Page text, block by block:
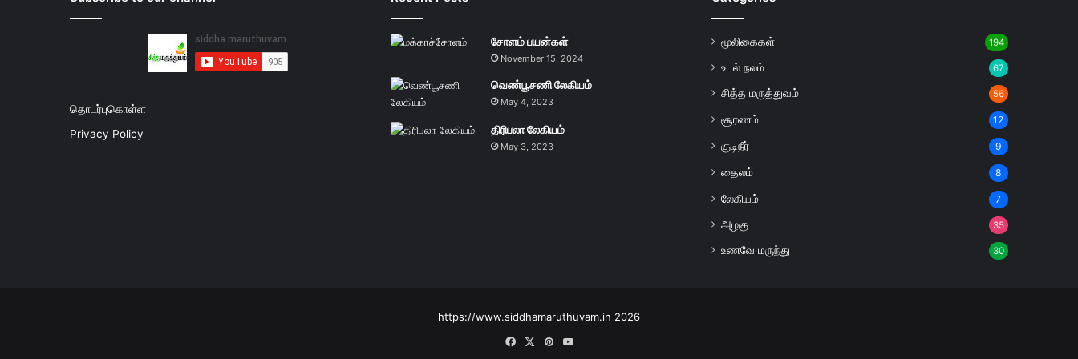
தொடர்புகொள்ள
Privacy Policy
சோளம் பயன்கள்
November 15, 2024
வெண்பூசணி லேகியம்
May 4, 2023
திரிபலா லேகியம்
May 3, 2023
மூலிகைகள் 194
உடல் நலம் 67
சித்த மருத்துவம் 56
சூரணம் 12
குடிநீர் 9
தைலம் 8
லேகியம் 7
அழகு 35
உணவே மருந்து 30
https://www.siddhamaruthuvam.in 2026
FacebookPinterestYouTube